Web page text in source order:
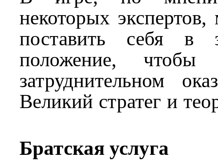
некоторых экспертов,
поставить себя в
положение,
затруднительном
Великий стратег и
Братская услуга